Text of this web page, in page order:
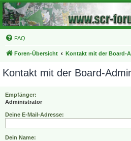
FAQ
Foren-Übersicht Kontakt mit der Board-
Kontakt mit der Board-
Empfänger:
Administrator
Deine E-Mail-Adresse:
Dein Name: